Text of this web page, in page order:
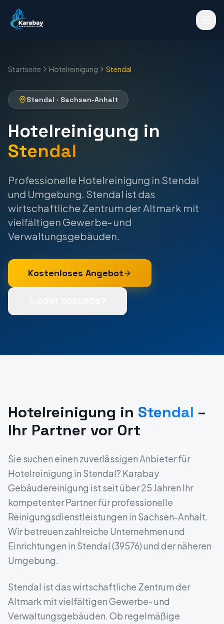
Startseite Hotelreinigung Stendal
Stendal · Sachsen-Anhalt
Hotelreinigung in
Stendal
Professionelle Hotelreinigung in Stendal
und Umgebung. Stendal ist das
wirtschaftliche Zentrum der Altmark mit
vielfältigen Gewerbe- und
Verwaltungsgebäuden.
Kostenloses Angebot
Hotelreinigung in Stendal –
Ihr Partner vor Ort
Sie suchen einen zuverlässigen Anbieter für
Hotelreinigung in Stendal? Karabay
Gebäudereinigung ist seit über 25 Jahren Ihr
kompetenter Partner für professionelle
Reinigungsdienstleistungen in Sachsen-Anhalt.
Wir betreuen zahlreiche Unternehmen und
Einrichtungen in Stendal (39576) und der näheren
Umgebung.
Stendal ist das wirtschaftliche Zentrum der
Altmark mit vielfältigen Gewerbe- und
Verwaltungsgebäuden. Ob regelmäßige